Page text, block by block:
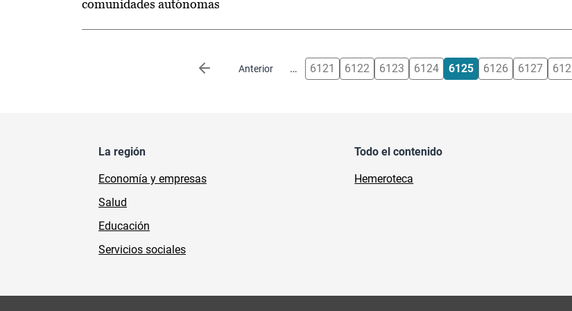
comunidades autónomas
Anterior
Página anterior … 6121 6122 6123 6124 6125 6126 6127
La región
Economía y empresas
Salud
Educación
Servicios sociales
Todo el contenido
Hemeroteca